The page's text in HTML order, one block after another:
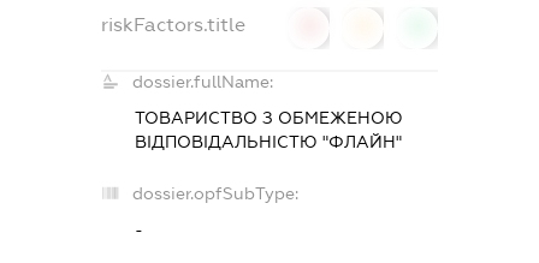
riskFactors.title
dossier.fullName:
ТОВАРИСТВО З ОБМЕЖЕНОЮ
ВІДПОВІДАЛЬНІСТЮ "ФЛАЙН"
dossier.opfSubType:
-